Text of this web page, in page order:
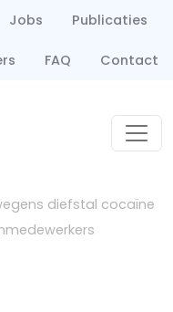
Jobs Publicaties
FAQ Contact
diefstal cocaïne